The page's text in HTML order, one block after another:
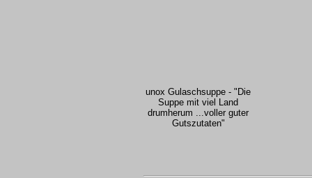
unox Gulaschsuppe - "Die
Suppe mit viel Land
drumherum ...voller guter
Gutszutaten"